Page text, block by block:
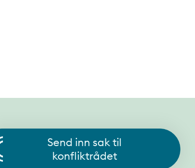
Send inn sak til
konfliktrådet